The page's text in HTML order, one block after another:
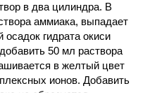
в два цилиндра. В
аммиака, выпадает
гидрата окиси
50 мл раствора
в желтый цвет
ионов. Добавить